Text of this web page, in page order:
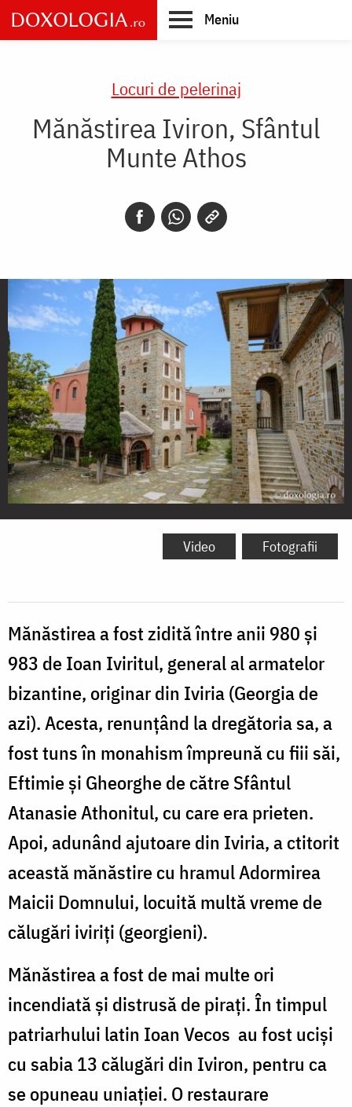
Skip
to
main
Meniu
Locuri de pelerinaj
Mănăstirea Iviron, Sfântul
Munte Athos
Mănăstirea
Silviu
Cluci)
Video Fotografii
Mănăstirea a fost zidită între anii 980 şi
983 de Ioan Iviritul, general al armatelor
bizantine, originar din Iviria (Georgia de
azi). Acesta, renunţând la dregătoria sa, a
fost tuns în monahism împreună cu fiii săi,
Eftimie şi Gheorghe de către Sfântul
Atanasie Athonitul, cu care era prieten.
Apoi, adunând ajutoare din Iviria, a ctitorit
această mănăstire cu hramul Adormirea
Maicii Domnului, locuită multă vreme de
călugări iviriţi (georgieni).
Mănăstirea a fost de mai multe ori
incendiată şi distrusă de piraţi. În timpul
patriarhului latin Ioan Vecos au fost ucişi
cu sabia 13 călugări din Iviron, pentru ca
se opuneau uniaţiei. O restaurare